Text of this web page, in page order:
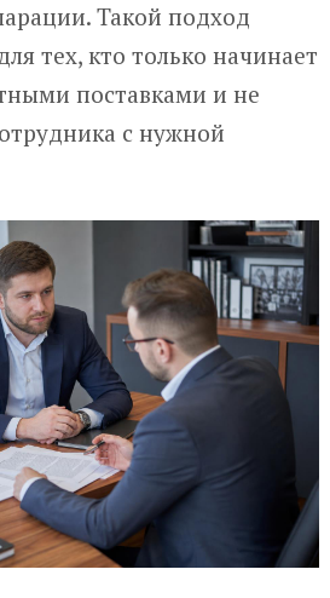
Такой подход
тех, кто только начинает
поставками и не
с нужной